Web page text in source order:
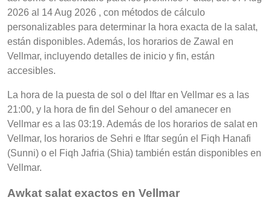
2026 al 14 Aug 2026 , con métodos de cálculo
personalizables para determinar la hora exacta de la salat,
están disponibles. Además, los horarios de Zawal en
Vellmar, incluyendo detalles de inicio y fin, están
accesibles.
La hora de la puesta de sol o del Iftar en Vellmar es a las
21:00, y la hora de fin del Sehour o del amanecer en
Vellmar es a las 03:19. Además de los horarios de salat en
Vellmar, los horarios de Sehri e Iftar según el Fiqh Hanafi
(Sunni) o el Fiqh Jafria (Shia) también están disponibles en
Vellmar.
Awkat salat exactos en Vellmar